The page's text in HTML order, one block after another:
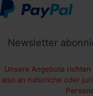
Newsletter
Unsere Angebote
also an natürliche oder